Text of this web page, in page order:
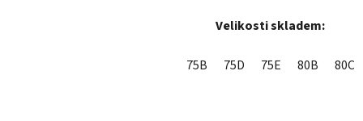
Velikosti skladem:
75B 75D 75E 80B 80C